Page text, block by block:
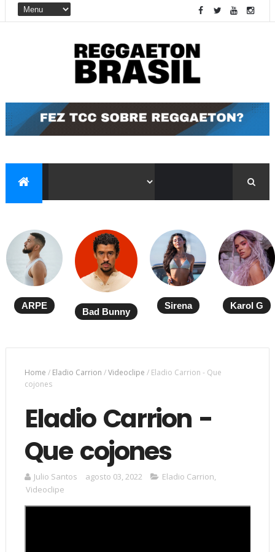
ARPE
Bad Bunny
Sirena Karol G
Home / Eladio Carrion /Videoclipe / Eladio Carrion - Que
cojones
Eladio Carrion -
Que cojones
Julio Santos agosto 03, 2022 Eladio Carrion,
Videoclipe